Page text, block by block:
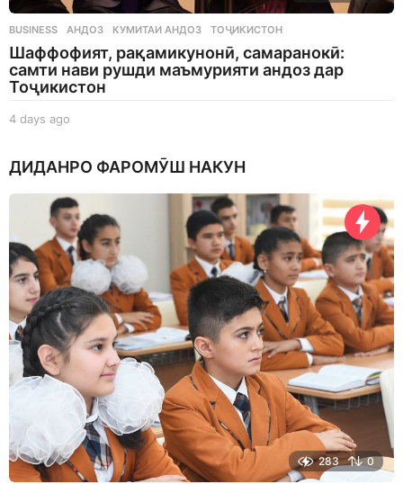
BUSINESS АНДОЗ ,КУМИТАИ АНДОЗ ,ТОҶИКИСТОН
Шаффофият, рақамикунонӣ, самаранокӣ:
самти нави рушди маъмурияти андоз дар
Тоҷикистон
4 days ago
y
a
g
o
ДИДАНРО ФАРОМӮШ НАКУН
283 0